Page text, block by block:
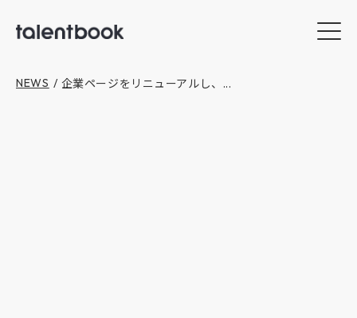
NEWS / 企業ページをリニューアルし、...